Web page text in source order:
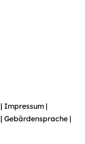
Impressum
Gebärdensprache